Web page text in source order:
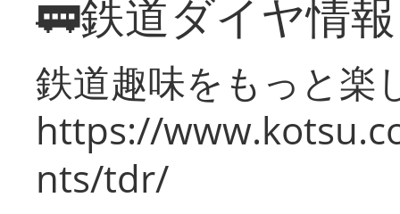
🚃鉄道ダイヤ情
鉄道趣味をもっと楽
https://
nts/tdr/